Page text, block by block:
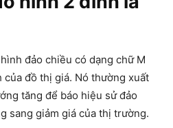
đảo chiều có dạng chữ M
đồ thị giá. Nó thường xuất
tăng để báo hiệu sử đảo
sang giảm giá của thị trường.